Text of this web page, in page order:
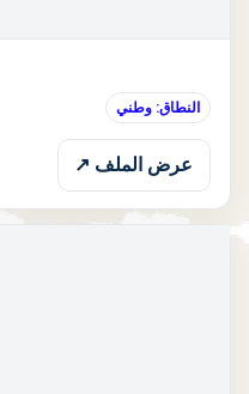
النطاق: وطني
عرض الملف ↗